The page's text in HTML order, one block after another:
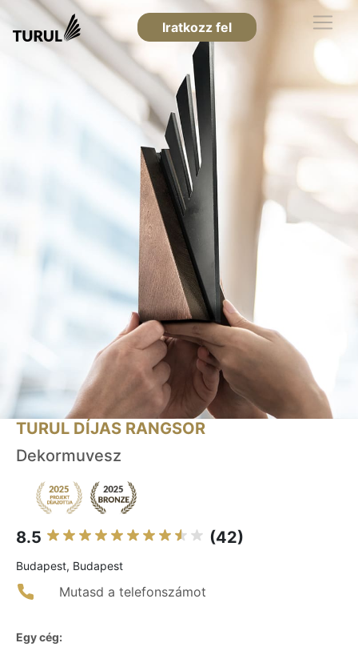
Iratkozz fel
TURUL DÍJAS RANGSOR
Dekormuvesz
8.5 (42)
Budapest, Budapest
Mutasd a telefonszámot
Egy cég: